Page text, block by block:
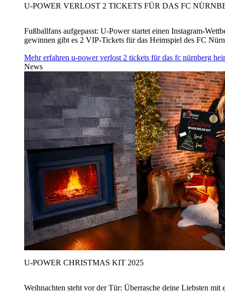
U‑POWER VERLOST 2 TICKETS FÜR DAS FC
Fußballfans aufgepasst: U‑Power startet einen Instagram-
gewinnen gibt es 2 VIP-Tickets für das Heimspiel des FC
Mehr erfahren u‑power verlost 2 tickets für das fc nürnberg
News
U‑POWER CHRISTMAS KIT 2025
Weihnachten steht vor der Tür: Überrasche deine Liebsten